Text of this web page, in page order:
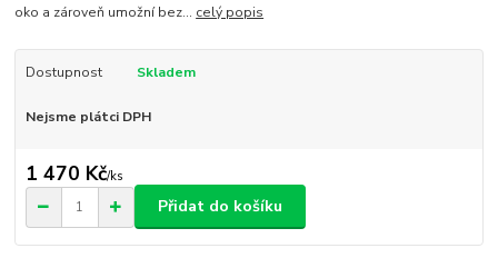
oko a zároveň umožní bez... celý popis
Dostupnost Skladem
Nejsme plátci DPH
1 470 Kč/ks
Přidat do košíku